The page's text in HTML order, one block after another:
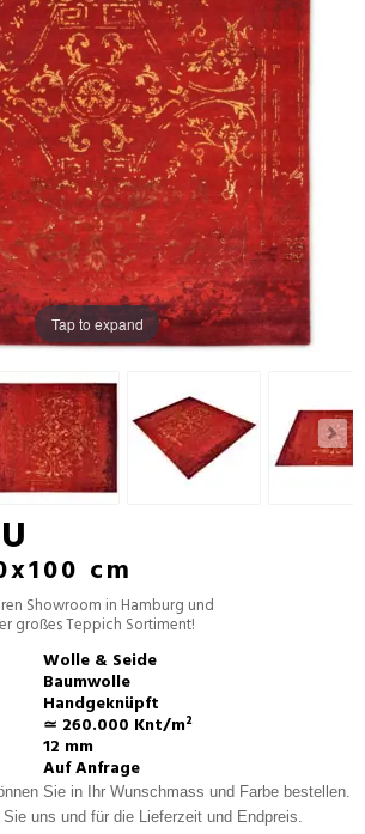
Tap to expand
cm
Showroom in Hamburg und
großes Teppich Sortiment!
Wolle & Seide
Baumwolle
Handgeknüpft
≃ 260.000 Knt/m²
12 mm
Auf Anfrage
Sie in Ihr Wunschmass und Farbe bestellen.
uns und für die Lieferzeit und Endpreis.